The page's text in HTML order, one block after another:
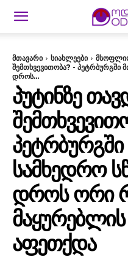
მთავარი სიახლეები
შემთხვევითობა? - პეტრბურგში
დროს...
ᲞᲣᲢᲘᲜᲖᲔ
ᲡᲐᲛᲮᲔᲓᲠᲝ
ᲓᲠᲝᲡ ᲝᲠᲘ
ᲛᲐᲧᲣᲠᲔᲑᲚᲘᲡ
ᲐᲤᲔᲗᲥᲓᲐ